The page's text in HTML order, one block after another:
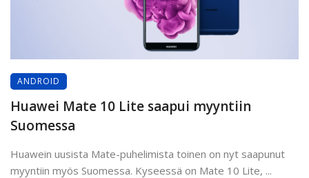
ANDROID
Huawei Mate 10 Lite saapui myyntiin
Suomessa
Huawein uusista Mate-puhelimista toinen on nyt saapunut
myyntiin myös Suomessa. Kyseessä on Mate 10 Lite, ...